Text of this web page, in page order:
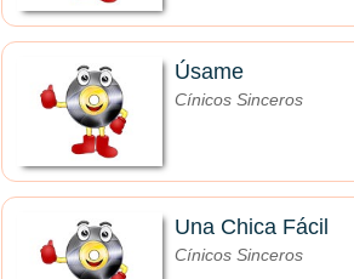
Úsame
Cínicos Sinceros
Una Chica Fácil
Cínicos Sinceros